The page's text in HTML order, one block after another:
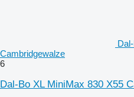
Cambridgewalze
6
Dal-Bo XL MiniMax 830 X55